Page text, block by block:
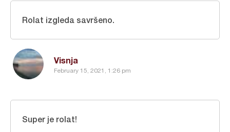
Visnja
February 15, 2021, 1:26 pm
Rolat izgleda savršeno.
Super je rolat!